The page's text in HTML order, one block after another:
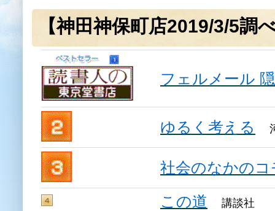
【神田神保町店2019/3/5調
フェルメール
ゆるく考える
社会のなかの
この道 講談社